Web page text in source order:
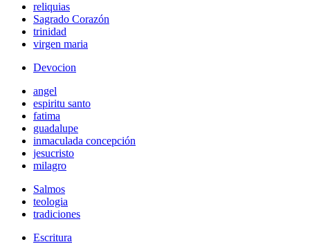
reliquias
Sagrado Corazón
trinidad
virgen maria
Devocion
angel
espiritu santo
fatima
guadalupe
inmaculada concepción
jesucristo
milagro
Salmos
teologia
tradiciones
Escritura